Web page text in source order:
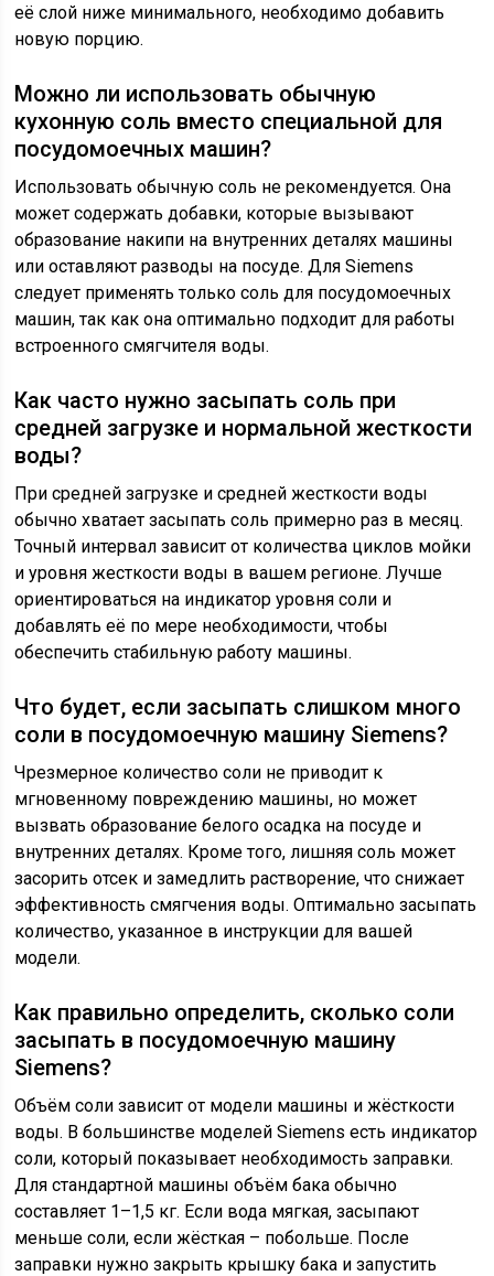
её слой ниже минимального, необходимо добавить
новую порцию.
Можно ли использовать обычную
кухонную соль вместо специальной для
посудомоечных машин?
Использовать обычную соль не рекомендуется. Она
может содержать добавки, которые вызывают
образование накипи на внутренних деталях машины
или оставляют разводы на посуде. Для Siemens
следует применять только соль для посудомоечных
машин, так как она оптимально подходит для работы
встроенного смягчителя воды.
Как часто нужно засыпать соль при
средней загрузке и нормальной жесткости
воды?
При средней загрузке и средней жесткости воды
обычно хватает засыпать соль примерно раз в месяц.
Точный интервал зависит от количества циклов мойки
и уровня жесткости воды в вашем регионе. Лучше
ориентироваться на индикатор уровня соли и
добавлять её по мере необходимости, чтобы
обеспечить стабильную работу машины.
Что будет, если засыпать слишком много
соли в посудомоечную машину Siemens?
Чрезмерное количество соли не приводит к
мгновенному повреждению машины, но может
вызвать образование белого осадка на посуде и
внутренних деталях. Кроме того, лишняя соль может
засорить отсек и замедлить растворение, что снижает
эффективность смягчения воды. Оптимально засыпать
количество, указанное в инструкции для вашей
модели.
Как правильно определить, сколько соли
засыпать в посудомоечную машину
Siemens?
Объём соли зависит от модели машины и жёсткости
воды. В большинстве моделей Siemens есть индикатор
соли, который показывает необходимость заправки.
Для стандартной машины объём бака обычно
составляет 1–1,5 кг. Если вода мягкая, засыпают
меньше соли, если жёсткая – побольше. После
заправки нужно закрыть крышку бака и запустить